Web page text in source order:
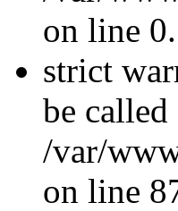
on line 0.
strict
be
/var/
on line